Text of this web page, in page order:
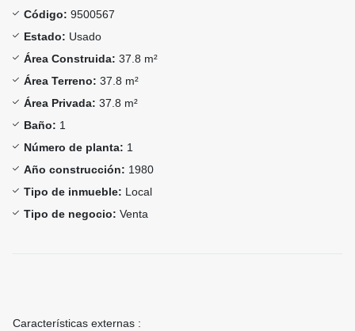
Código: 9500567
Estado: Usado
Área Construida: 37.8 m²
Área Terreno: 37.8 m²
Área Privada: 37.8 m²
Baño: 1
Número de planta: 1
Año construcción: 1980
Tipo de inmueble: Local
Tipo de negocio: Venta
Características externas :